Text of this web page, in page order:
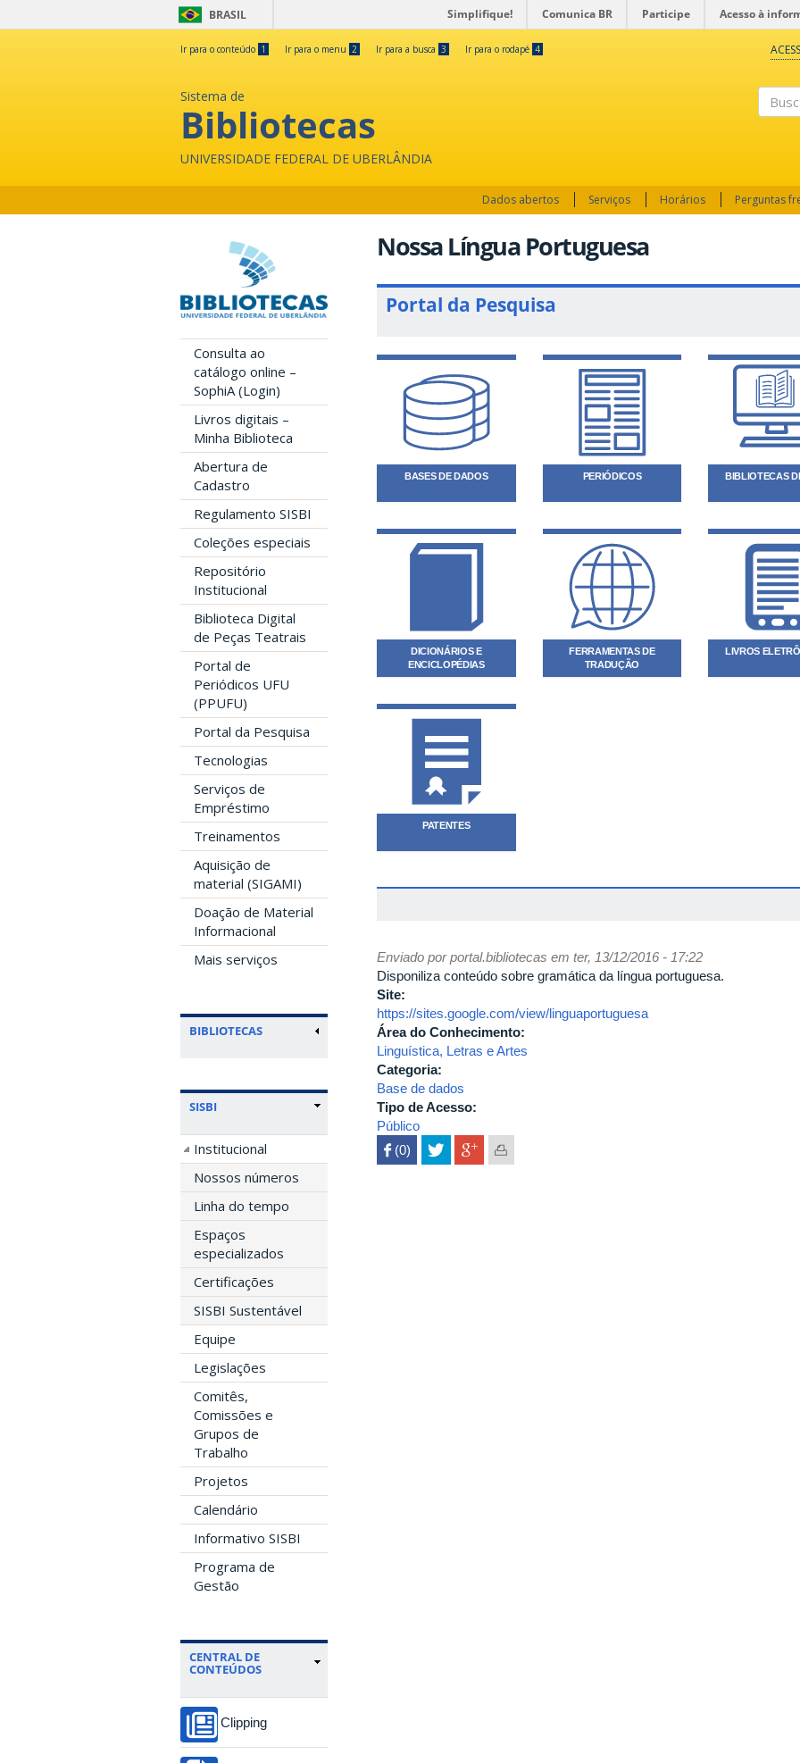
BRASIL Simplifique! Comunica BR Participe Acesso à
Ir para o conteúdo 1 Ir para o menu 2 Ir para a busca 3 Ir para o rodapé 4
Sistema de
Bibliotecas
UNIVERSIDADE FEDERAL DE UBERLÂNDIA
Dados abertos Serviços Horários Perguntas
Consulta ao
catálogo online –
SophiA (Login)
Livros digitais –
Minha Biblioteca
Abertura de
Cadastro
Regulamento SISBI
Coleções especiais
Repositório
Institucional
Biblioteca Digital
de Peças Teatrais
Portal de
Periódicos UFU
(PPUFU)
Portal da Pesquisa
Tecnologias
Serviços de
Empréstimo
Treinamentos
Aquisição de
material (SIGAMI)
Doação de Material
Informacional
Mais serviços
BIBLIOTECAS
SISBI
Institucional
Nossos números
Linha do tempo
Espaços
especializados
Certificações
SISBI Sustentável
Equipe
Legislações
Comitês,
Comissões e
Grupos de
Trabalho
Projetos
Calendário
Informativo SISBI
Programa de
Gestão
CENTRAL DE
CONTEÚDOS
Clipping
Nossa Língua Portuguesa
Portal da Pesquisa
BASES DE DADOS PERIÓDICOS BIBLIOTECAS
DICIONÁRIOS E
ENCICLOPÉDIAS
FERRAMENTAS DE
TRADUÇÃO
LIVROS
PATENTES
Enviado porportal.bibliotecas em ter, 13/12/2016 - 17:22
Disponiliza conteúdo sobre gramática da língua portuguesa.
Site:
https://sites.google.com/view/linguaportuguesa
Área do Conhecimento:
Linguística, Letras e Artes
Categoria:
Base de dados
Tipo de Acesso:
Público
 (0)